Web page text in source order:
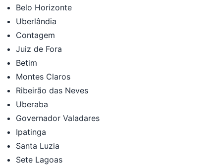
Belo Horizonte
Uberlândia
Contagem
Juiz de Fora
Betim
Montes Claros
Ribeirão das Neves
Uberaba
Governador Valadares
Ipatinga
Santa Luzia
Sete Lagoas